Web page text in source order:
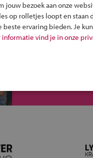
Alle informatie om
jouw bezoek aan onze
op rolletjes loopt en
beste ervaring bieden. Je
informatie vind je in onze